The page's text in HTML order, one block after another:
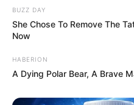
BUZZ DAY
She Chose To Remove The
Now
HABERION
A Dying Polar Bear, A Brave